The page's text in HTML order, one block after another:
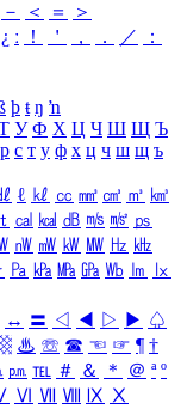
－ ＜ ＝
＞
¿ ː ！ ＇ ， ． ／
：
þ ŧ ŋ ŉ
У Ф Х Ц Ч Ш Щ Ъ
р с т у ф х ц ч ш щ ъ
ℓ ㎘ ㏄ ㎣ ㎤ ㎥ ㎦
㎈ ㎉ ㏈ ㎧ ㎨ ㎰
㎻ ㎽ ㎾ ㎿ ㎐ ㎑
㎩ ㎪ ㎫ ㎬ ㏝ ㏐
㏓
↔ 〓 ◁ ◀ ▷ ▶ ♤
♨ ☏ ☎ ☜ ☞ ¶ †
㏘ ℡ ＃ ＆ ＊ ＠ ª º
Ⅵ Ⅶ Ⅷ Ⅸ Ⅹ